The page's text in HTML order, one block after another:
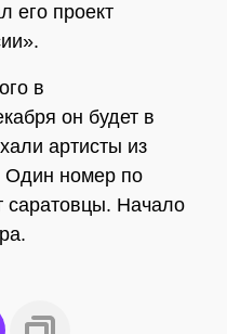
его проект
в
он будет в
артисты из
Один номер по
саратовцы. Начало